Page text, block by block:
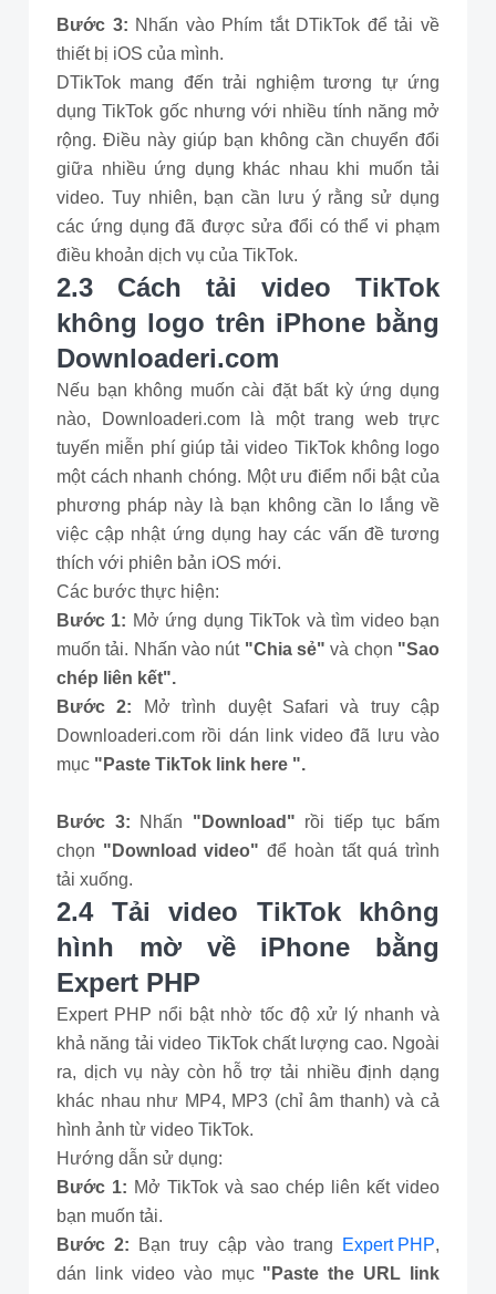
Bước 3: Nhấn vào Phím tắt DTikTok để tải về
thiết bị iOS của mình.
DTikTok mang đến trải nghiệm tương tự ứng
dụng TikTok gốc nhưng với nhiều tính năng mở
rộng. Điều này giúp bạn không cần chuyển đổi
giữa nhiều ứng dụng khác nhau khi muốn tải
video. Tuy nhiên, bạn cần lưu ý rằng sử dụng
các ứng dụng đã được sửa đổi có thể vi phạm
điều khoản dịch vụ của TikTok.
2.3 Cách tải video TikTok
không logo trên iPhone bằng
Downloaderi.com
Nếu bạn không muốn cài đặt bất kỳ ứng dụng
nào, Downloaderi.com là một trang web trực
tuyến miễn phí giúp tải video TikTok không logo
một cách nhanh chóng. Một ưu điểm nổi bật của
phương pháp này là bạn không cần lo lắng về
việc cập nhật ứng dụng hay các vấn đề tương
thích với phiên bản iOS mới.
Các bước thực hiện:
Bước 1: Mở ứng dụng TikTok và tìm video bạn
muốn tải. Nhấn vào nút "Chia sẻ"và chọn "Sao
chép liên kết".
Bước 2:
Mở trình duyệt Safari và truy cập
Downloaderi.com rồi dán link video đã lưu vào
mục "Paste TikTok link here ".
Bước 3: Nhấn "Download" rồi tiếp tục bấm
chọn "Download video"để hoàn tất quá trình
tải xuống.
2.4 Tải video TikTok không
hình mờ về iPhone bằng
Expert PHP
Expert PHP nổi bật nhờ tốc độ xử lý nhanh và
khả năng tải video TikTok chất lượng cao. Ngoài
ra, dịch vụ này còn hỗ trợ tải nhiều định dạng
khác nhau như MP4, MP3 (chỉ âm thanh) và cả
hình ảnh từ video TikTok.
Hướng dẫn sử dụng:
Bước 1: Mở TikTok và sao chép liên kết video
bạn muốn tải.
Bước 2:
Bạn truy cập vào trang Expert PHP,
dán link video vào mục "Paste the URL link